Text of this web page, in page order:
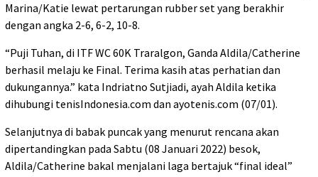
Marina/Katie lewat pertarungan rubber set yang berakhir
dengan angka 2-6, 6-2, 10-8.
“Puji Tuhan, di ITF WC 60K Traralgon, Ganda Aldila/Catherine
berhasil melaju ke Final. Terima kasih atas perhatian dan
dukungannya.” kata Indriatno Sutjiadi, ayah Aldila ketika
dihubungi tenisIndonesia.com dan ayotenis.com (07/01).
Selanjutnya di babak puncak yang menurut rencana akan
dipertandingkan pada Sabtu (08 Januari 2022) besok,
Aldila/Catherine bakal menjalani laga bertajuk “final ideal”